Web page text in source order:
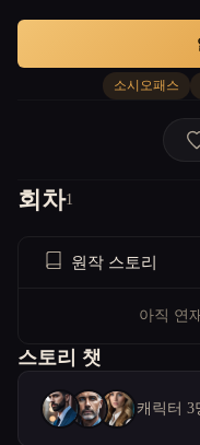
소시오패스
회차1
원작 스토리
아직 연
스토리 챗
캐릭터 3